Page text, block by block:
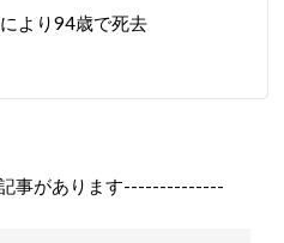
より94歳で死去
事があります--------------